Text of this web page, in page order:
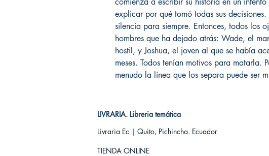
explicar por qué tomó todas sus
silencia para siempre. Entonces, todos los
hombres que ha dejado atrás: Wade, el
hostil, y Joshua, el joven al que se había
meses. Todos tenían motivos para matarla.
menudo la línea que los separa puede ser
LIVRARIA. Libreria temática
Livraria Ec | Quito, Pichincha. Ecuador
TIENDA ONLINE​